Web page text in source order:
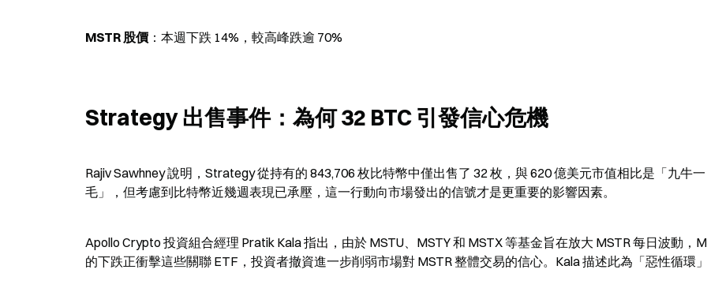
MSTR 股價 ：本週下跌 14%，較高峰跌逾 70%
Strategy 出售事件：為何 32 BTC 引發信心危機
Rajiv Sawhney 說明，Strategy 從持有的 843,706 枚比特幣中僅出售了 32 枚，與 620 億美元市值相比是「九牛一
毛」，但考慮到比特幣近幾週表現已承壓，這一行動向市場發出的信號才是更重要的影響因素。
Apollo Crypto 投資組合經理 Pratik Kala 指出，由於 MSTU、MSTY 和 MSTX 等基金旨在放大 MSTR 每日波動，
的下跌正衝擊這些關聯 ETF，投資者撤資進一步削弱市場對 MSTR 整體交易的信心。Kala 描述此為「惡性循環」